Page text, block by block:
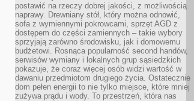
postawić na rzeczy dobrej jakości, z możliwością
naprawy. Drewniany stół, który można odnowić,
sofa z wymiennymi pokrowcami, sprzęt AGD z
dostępem do części zamiennych – takie wybory
sprzyjają zarówno środowisku, jak i domowemu
budżetowi. Rosnąca popularność second handów,
serwisów wymiany i lokalnych grup sąsiedzkich
pokazuje, że coraz więcej osób widzi wartość w
dawaniu przedmiotom drugiego życia. Ostatecznie
dom pełen energii to nie tylko miejsce, które mniej
zużywa prądu i wody. To przestrzeń, która nas